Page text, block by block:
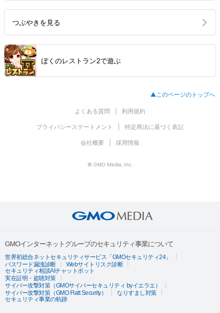
つぶやきを見る
ぼくのレストラン2で遊ぶ
▲このページのトップへ
よくある質問 利用規約
プライバシーステートメント 特定商法に基づく表記
会社概要 採用情報
© GMO Media, Inc.
GMOインターネットグループのセキュリティ事業について
世界初総合ネットセキュリティサービス「GMOセキュリティ24」
パスワード漏洩診断
Webサイトリスク診断
セキュリティ相談AIチャットボット
実在証明・盗聴対策
サイバー攻撃対策（GMOサイバーセキュリティ byイエラエ）
サイバー攻撃対策（GMO Flatt Security）
なりすまし対策
セキュリティ事業の軌跡